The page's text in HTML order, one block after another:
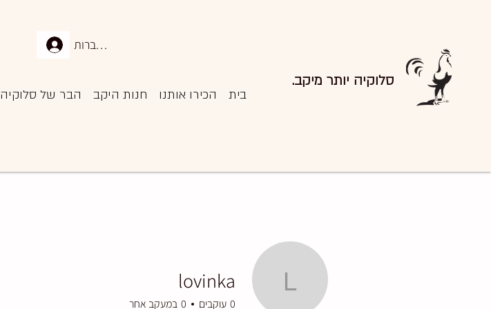
להתחברות
בית הכירו אותנו חנות היקב הבר של סלוקיה
סלוקיה יותר מיקב.
lovinka
lovinka
0 עוקבים 0 במעקב אחר